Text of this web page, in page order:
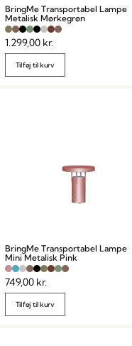
BringMe Transportabel Lampe
Metalisk Mørkegrøn
1.299,00 kr.
Tilføj til kurv
BringMe Transportabel Lampe
Mini Metalisk Pink
749,00 kr.
Tilføj til kurv